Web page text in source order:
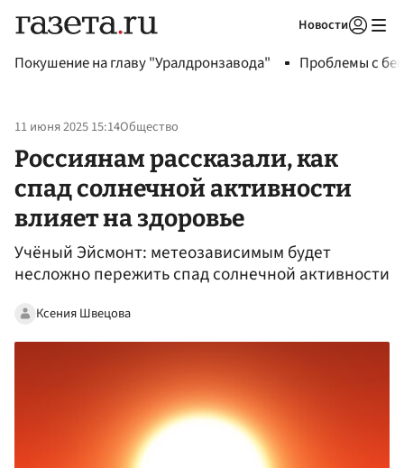
Новости
Покушение на главу "Уралдронзавода" Проблемы с
11 июня 2025 15:14Общество
Россиянам рассказали, как
спад солнечной активности
влияет на здоровье
Учёный Эйсмонт: метеозависимым будет
несложно пережить спад солнечной активности
Ксения Швецова